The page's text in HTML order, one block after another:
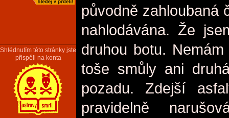
Shlédnutím této stránky jste
přispěli na konta
původně zahloubaná
nahlodávána. Že
druhou botu.
toše smůly ani
pozadu. Zdejší
pravidelně